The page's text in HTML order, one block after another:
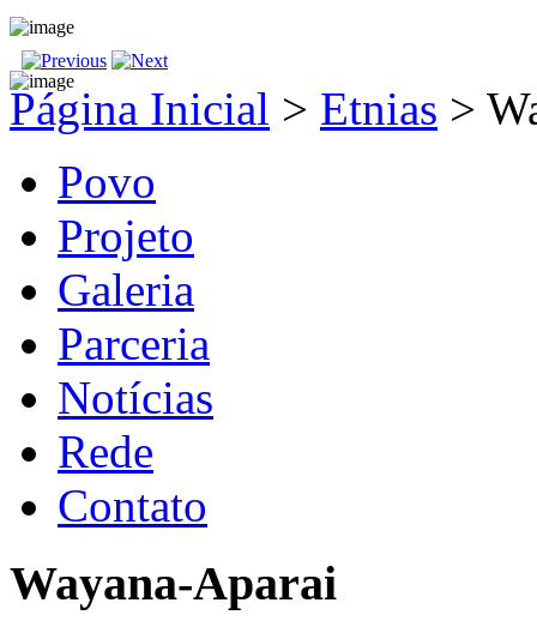
Página Inicial > Etnias >
Povo
Projeto
Galeria
Parceria
Notícias
Rede
Contato
Wayana-Aparai